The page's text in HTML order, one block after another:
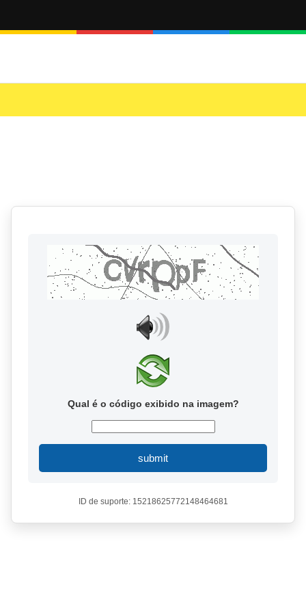
Qual é o código exibido na imagem?
submit
ID de suporte: 15218625772148464681